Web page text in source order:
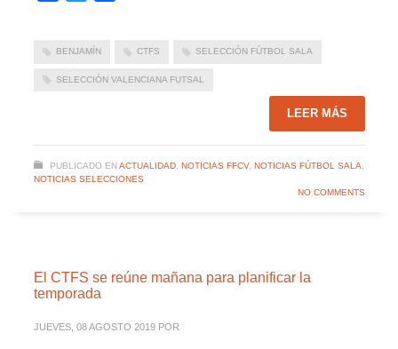
BENJAMÍN CTFS SELECCIÓN FÚTBOL SALA
SELECCIÓN VALENCIANA FUTSAL
LEER MÁS
PUBLICADO EN ACTUALIDAD, NOTICIAS FFCV, NOTICIAS FÚTBOL SALA
NOTICIAS SELECCIONES
NO COMMENTS
El CTFS se reúne mañana para planificar la
temporada
JUEVES, 08 AGOSTO 2019 POR